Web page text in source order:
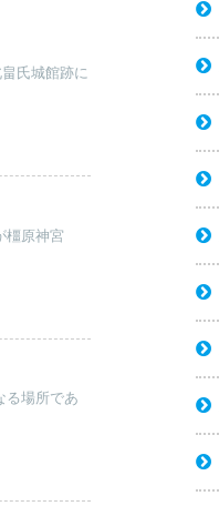
氏城館跡に
橿原神宮
る場所であ